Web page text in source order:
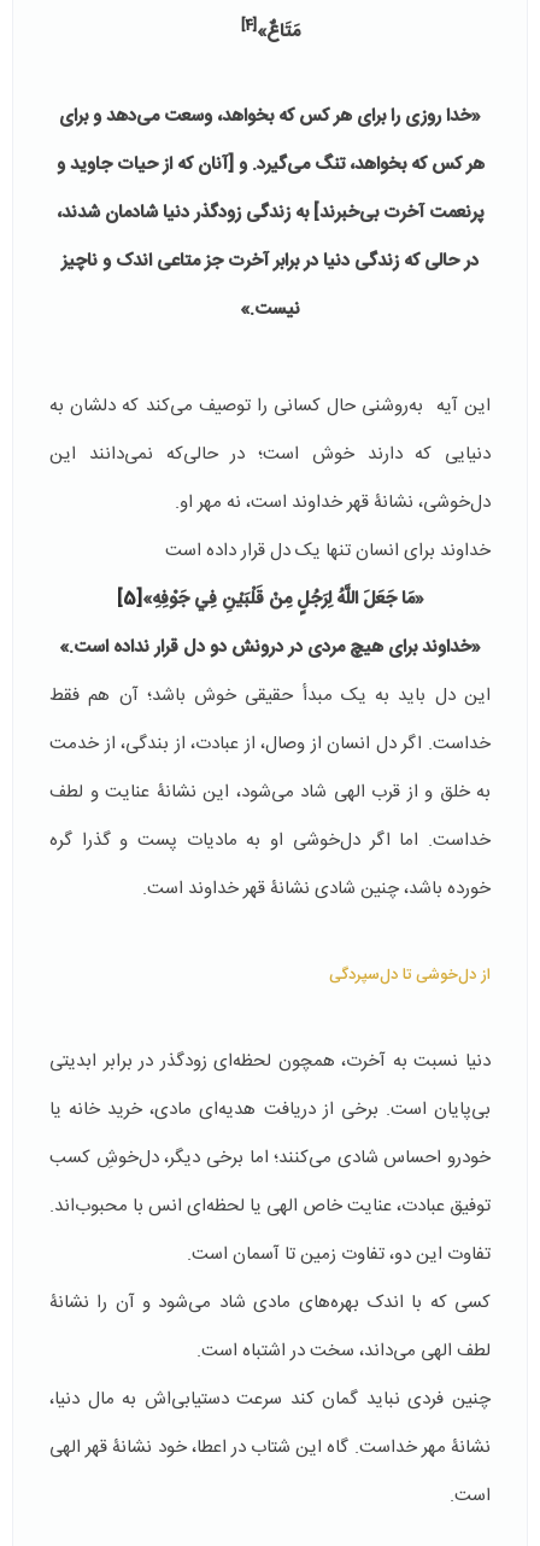
مَتَاعٌ»[4]
«خدا روزی را برای هر کس که بخواهد، وسعت می‌دهد و برای
هر کس که بخواهد، تنگ می‌گیرد. و [آنان که از حیات جاوید و
پرنعمت آخرت بی‌خبرند] به زندگی زودگذر دنیا شادمان شدند،
در حالی که زندگی دنیا در برابر آخرت جز متاعی اندک و ناچیز
نیست.»
این آیه به‌روشنی حال کسانی را توصیف می‌کند که دلشان به
دنیایی که دارند خوش است؛ در حالی‌که نمی‌دانند این
دل‌خوشی، نشانۀ قهر خداوند است، نه مهر او.
خداوند برای انسان تنها یک دل قرار داده است
«مَا جَعَلَ اللَّهُ لِرَجُلٍ مِنْ قَلْبَيْنِ فِي جَوْفِهِ»
[5]
«خداوند براى هيچ مردى در درونش دو دل قرار نداده است.»
این دل باید به یک مبدأ حقیقی خوش باشد؛ آن هم فقط
خداست. اگر دل انسان از وصال، از عبادت، از بندگی، از خدمت
به خلق و از قرب الهی شاد می‌شود، این نشانۀ عنایت و لطف
خداست. اما اگر دل‌خوشی او به مادیات پست و گذرا گره
خورده باشد، چنین شادی‌ نشانۀ قهر خداوند است.
از دل‌خوشی تا دل‌سپردگی
دنیا نسبت به آخرت، همچون لحظه‌ای زودگذر در برابر ابدیتی
بی‌پایان است. برخی از دریافت هدیه‌ای مادی، خرید خانه یا
خودرو احساس شادی می‌کنند؛ اما برخی دیگر، دل‌خوشِ کسب
توفیق عبادت، عنایت خاص الهی یا لحظه‌ای انس با محبوب‌اند.
تفاوت این دو، تفاوت زمین تا آسمان است.
کسی که با اندک بهره‌های مادی شاد می‌شود و آن را نشانۀ
لطف الهی می‌داند، سخت در اشتباه است.
چنین فردی نباید گمان کند سرعت دستیابی‌اش به مال دنیا،
نشانۀ مهر خداست. گاه این شتاب در اعطا، خود نشانۀ قهر الهی
است.